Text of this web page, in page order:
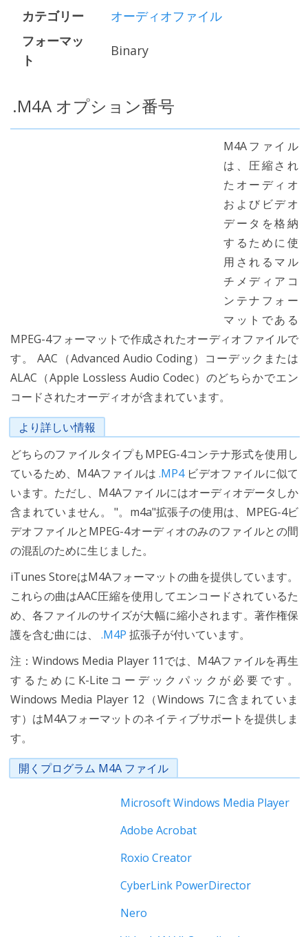
カテゴリー
オーディオファイル
フォーマッ
ト
Binary
.M4A オプション番号
M4Aファイル
は、圧縮され
たオーディオ
およびビデオ
データを格納
するために使
用されるマル
チメディアコ
ンテナフォー
マットである
MPEG-4フォーマットで作成されたオーディオファイルで
す。 AAC（Advanced Audio Coding）コーデックまたは
ALAC（Apple Lossless Audio Codec）のどちらかでエン
コードされたオーディオが含まれています。
より詳しい情報
どちらのファイルタイプもMPEG-4コンテナ形式を使用し
ているため、M4Aファイルは.MP4ビデオファイルに似て
います。ただし、M4Aファイルにはオーディオデータしか
含まれていません。 "。m4a"拡張子の使用は、MPEG-4ビ
デオファイルとMPEG-4オーディオのみのファイルとの間
の混乱のために生じました。
iTunes StoreはM4Aフォーマットの曲を提供しています。
これらの曲はAAC圧縮を使用してエンコードされているた
め、各ファイルのサイズが大幅に縮小されます。著作権保
護を含む曲には、 .M4P 拡張子が付いています。
注：Windows Media Player 11では、M4Aファイルを再生
するためにK-Liteコーデックパックが必要です。
Windows Media Player 12（Windows 7に含まれていま
す）はM4Aフォーマットのネイティブサポートを提供しま
す。
開くプログラム M4A ファイル
Microsoft Windows Media Player
Adobe Acrobat
Roxio Creator
CyberLink PowerDirector
Nero